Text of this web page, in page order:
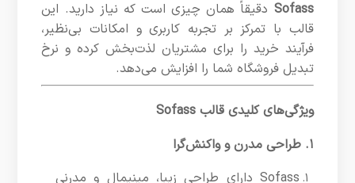
Sofass دقیقاً همان چیزی است که نیاز دارید. این
قالب با تمرکز بر تجربه کاربری و امکانات بی‌نظیر،
فرآیند خرید را برای مشتریان لذت‌بخش کرده و نرخ
تبدیل فروشگاه شما را افزایش می‌دهد.
ویژگی‌های کلیدی قالب Sofass
۱. طراحی مدرن و واکنش‌گرا
Sofass دارای طراحی زیبا، مینیمال و مدرنی